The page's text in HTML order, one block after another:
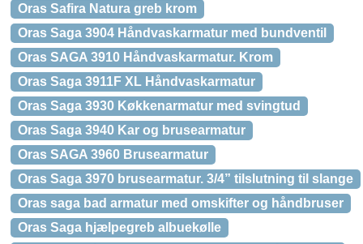
Oras Safira Natura greb krom
Oras Saga 3904 Håndvaskarmatur med bundventil
Oras SAGA 3910 Håndvaskarmatur. Krom
Oras Saga 3911F XL Håndvaskarmatur
Oras Saga 3930 Køkkenarmatur med svingtud
Oras Saga 3940 Kar og brusearmatur
Oras SAGA 3960 Brusearmatur
Oras Saga 3970 brusearmatur. 3/4” tilslutning til slange
Oras saga bad armatur med omskifter og håndbruser
Oras Saga hjælpegreb albuekølle